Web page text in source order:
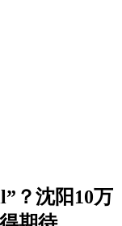
？沈阳10万